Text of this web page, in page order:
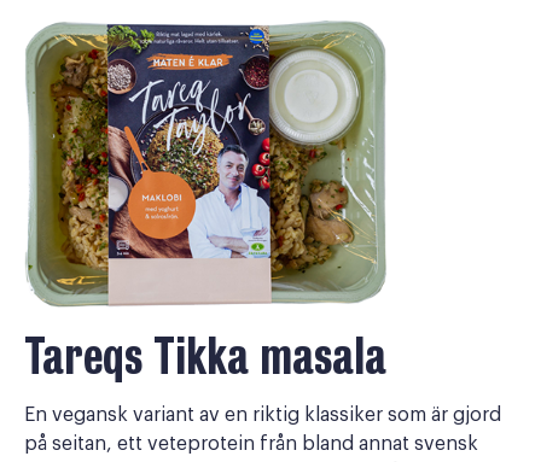
Tareqs Tikka masala
En vegansk variant av en riktig klassiker som är gjord
på seitan, ett veteprotein från bland annat svensk